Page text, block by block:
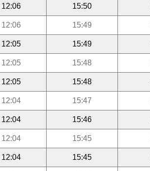
12:06 15:50
12:06 15:49
12:05 15:49
12:05 15:48
12:05 15:48
12:04 15:47
12:04 15:46
12:04 15:45
12:04 15:45